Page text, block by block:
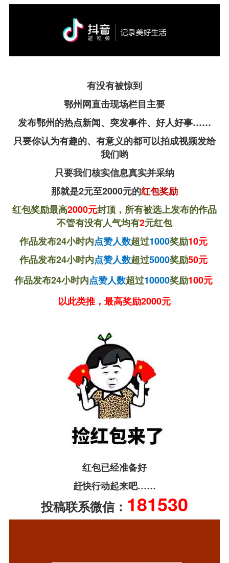
有没有被惊到
鄂州网直击现场栏目主要
发布鄂州的热点新闻、突发事件、好人好事……
只要你认为有趣的、有意义的都可以拍成视频发给
我们哟
只要我们核实信息真实并采纳
那就是2元至2000元的红包奖励
红包奖励最高2000元封顶，所有被选上发布的作品
不管有没有人气均有2元红包
作品发布24小时内点赞人数超过1000奖励10元
作品发布24小时内点赞人数超过5000奖励50元
作品发布24小时内点赞人数超过10000奖励100元
以此类推，最高奖励2000元
红包已经准备好
赶快行动起来吧……
投稿联系微信： 181530